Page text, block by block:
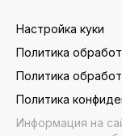
Настройка куки
Политика
Политика
Политика
Информация на